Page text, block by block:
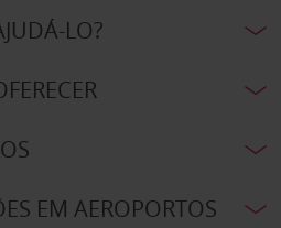
LO?
EM AEROPORTOS